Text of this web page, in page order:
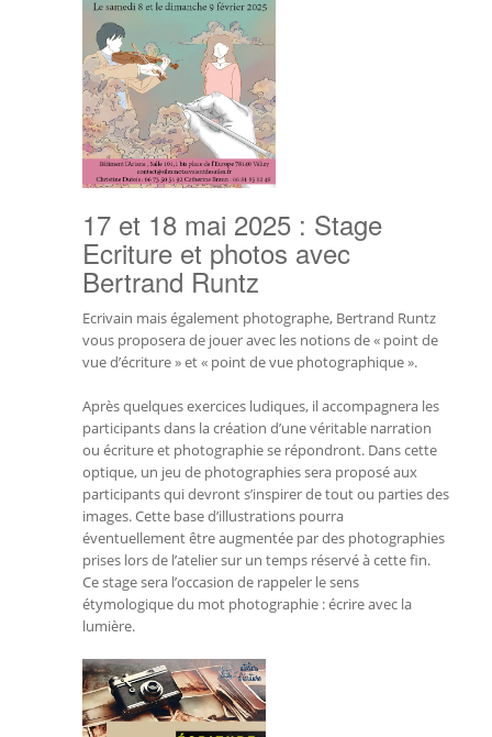
17 et 18 mai 2025 : Stage
Ecriture et photos avec
Bertrand Runtz
Ecrivain mais également photographe, Bertrand Runtz
vous proposera de jouer avec les notions de « point de
vue d’écriture » et « point de vue photographique ».
Après quelques exercices ludiques, il accompagnera les
participants dans la création d’une véritable narration
ou écriture et photographie se répondront. Dans cette
optique, un jeu de photographies sera proposé aux
participants qui devront s’inspirer de tout ou parties des
images. Cette base d’illustrations pourra
éventuellement être augmentée par des photographies
prises lors de l’atelier sur un temps réservé à cette fin.
Ce stage sera l’occasion de rappeler le sens
étymologique du mot photographie : écrire avec la
lumière.